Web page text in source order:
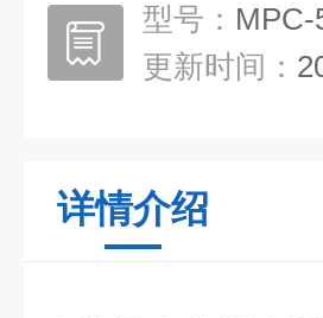
型号： MPC-
更新时间：
详情介绍